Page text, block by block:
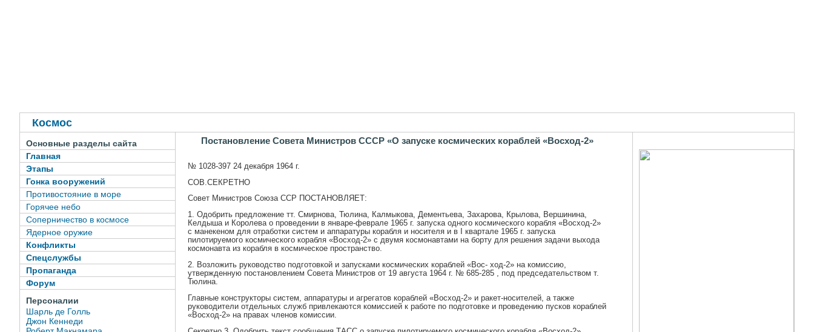
Космос
Основные разделы сайта
Главная
Этапы
Гонка вооружений
Противостояние в море
Горячее небо
Соперничество в космосе
Ядерное оружие
Конфликты
Спецслужбы
Пропаганда
Форум
Персоналии
Шарль де Голль
Джон Кеннеди
Постановление Совета Министров СССР «О запуске космических кораблей «Восход-2»
№ 1028-397 24 декабря 1964 г.
СОВ.СЕКРЕТНО
Совет Министров Союза ССР ПОСТАНОВЛЯЕТ:
1. Одобрить предложение тт. Смирнова, Тюлина, Калмыкова, Дементьева, Захарова, Крылова, Вершинина,
Келдыша и Королева о проведении в январе-феврале 1965 г. запуска одного космического корабля «Восход-2»
с манекеном для отработки систем и аппаратуры корабля и носителя и в I квартале 1965 г. запуска
пилотируемого космического корабля «Восход-2» с двумя космонавтами на борту для решения задачи выхода
космонавта из корабля в космическое пространство.
2. Возложить руководство подготовкой и запусками космических кораблей «Вос- ход-2» на комиссию,
утвержденную постановлением Совета Министров от 19 августа 1964 г. № 685-285 , под председательством т.
Тюлина.
Главные конструкторы систем, аппаратуры и агрегатов кораблей «Восход-2» и ракет-носителей, а также
руководители отдельных служб привлекаются комиссией к работе по подготовке и проведению пусков кораблей
«Восход-2» на правах членов комиссии.